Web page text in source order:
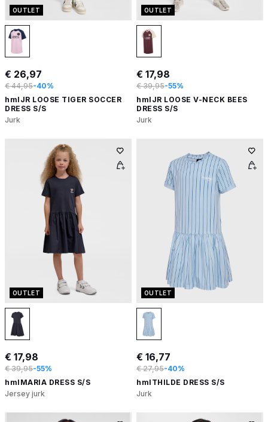
OUTLET
€ 26,97
€ 44,95-40%
hmlJR LOOSE TIGER SOCCER
DRESS S/S
Jurk
OUTLET
€ 17,98
€ 39,95-55%
hmlJR LOOSE V-NECK BEES
DRESS S/S
Jurk
OUTLET
€ 17,98
€ 39,95-55%
hmlMARIA DRESS S/S
Jersey jurk
OUTLET
€ 16,77
€ 27,95-40%
hmlTHILDE DRESS S/S
Jurk